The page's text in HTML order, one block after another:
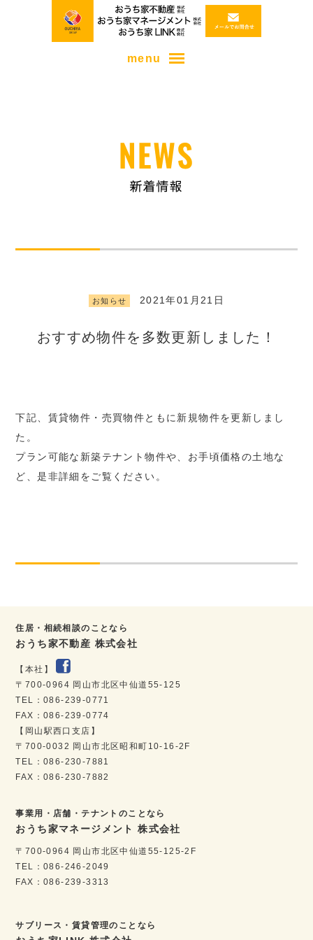
menu
お知らせ 2021年01月21日
おすすめ物件を多数更新しました！
下記、賃貸物件・売買物件ともに新規物件を更新しまし
た。
プラン可能な新築テナント物件や、お手頃価格の土地な
ど、是非詳細をご覧ください。
住居・相続相談のことなら
おうち家不動産 株式会社
【本社】
〒700-0964 岡山市北区中仙道55-125
TEL：086-239-0771
FAX：086-239-0774
【岡山駅西口支店】
〒700-0032 岡山市北区昭和町10-16-2F
TEL：086-230-7881
FAX：086-230-7882
事業用・店舗・テナントのことなら
おうち家マネージメント 株式会社
〒700-0964 岡山市北区中仙道55-125-2F
TEL：086-246-2049
FAX：086-239-3313
サブリース・賃貸管理のことなら